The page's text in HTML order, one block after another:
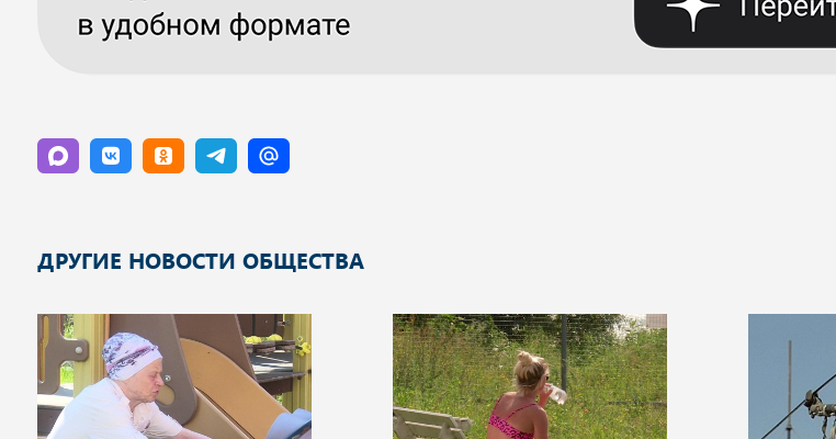
ДРУГИЕ НОВОСТИ ОБЩЕСТВА